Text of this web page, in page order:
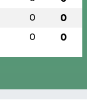
0 0
0 0